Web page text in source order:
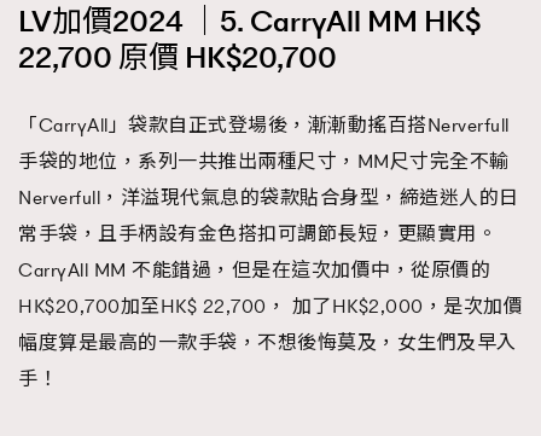
LV加價2024 ｜5. CarryAll MM HK$
22,700 原價 HK$20,700
「CarryAll」袋款自正式登場後，漸漸動搖百搭Nerverfull
手袋的地位，系列一共推出兩種尺寸，MM尺寸完全不輸
Nerverfull，洋溢現代氣息的袋款貼合身型，締造迷人的日
常手袋，且手柄設有金色搭扣可調節長短，更顯實用。
CarryAll MM 不能錯過，但是在這次加價中，從原價的
HK$20,700加至HK$ 22,700， 加了HK$2,000，是次加價
幅度算是最高的一款手袋，不想後悔莫及，女生們及早入
手！